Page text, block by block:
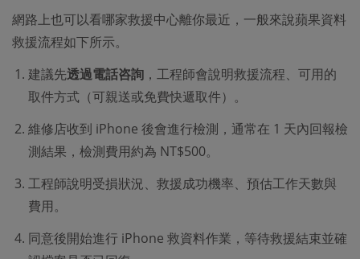
網路上也可以看哪家救援中心離你最近，一般來說蘋果資料
救援流程如下所示。
建議先透過電話咨詢 ，工程師會說明救援流程、可用的
取件方式（可親送或免費快遞取件）。
維修店收到 iPhone 後會進行檢測，通常在 1 天內回報檢
測結果，檢測費用約為 NT$500。
工程師說明受損狀況、救援成功機率、預估工作天數與
費用。
同意後開始進行 iPhone 救資料作業，等待救援結束並確